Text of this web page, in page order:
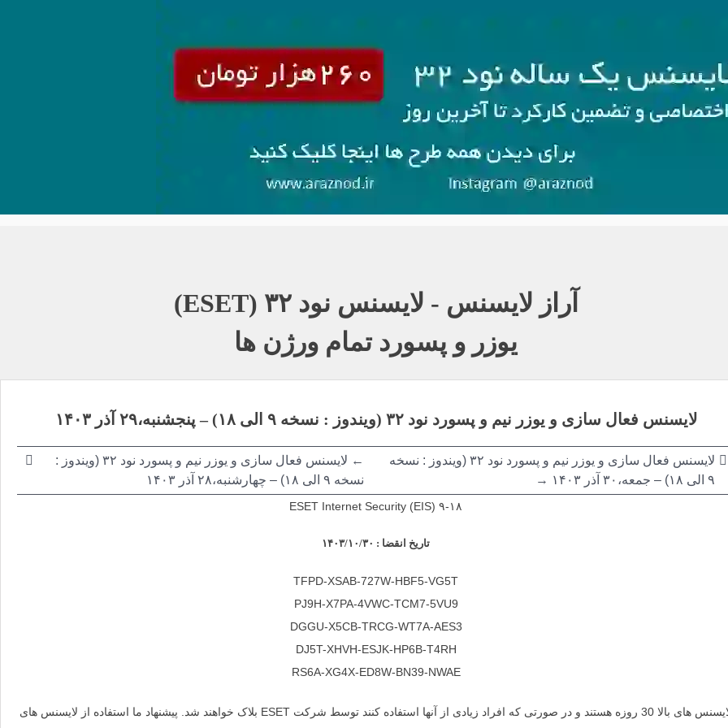
آراز لایسنس - لایسنس نود ٣٢ (ESET)
یوزر و پسورد تمام ورژن ها
لایسنس فعال سازی و یوزر نیم و پسورد نود ۳۲ (ویندوز : نسخه ۹ الی ۱۸) – پنجشنبه،۲۹ آذر ۱۴۰۳
←
لایسنس فعال سازی و یوزر نیم و پسورد نود ۳۲ (ویندوز :
نسخه ۹ الی ۱۸) –
چهارشنبه،۲۸ آذر ۱۴۰۳
لایسنس فعال سازی و یوزر نیم و پسورد نود ۳۲ (ویندوز : نسخه
۹ الی ۱۸) –
جمعه،۳۰ آذر ۱۴۰۳ →
ESET Internet Security (EIS) ۹-۱۸
تاریخ انقضا : ۱۴۰۳/۱۰/۳۰
TFPD-XSAB-727W-HBF5-VG5T
PJ9H-X7PA-4VWC-TCM7-5VU9
DGGU-X5CB-TRCG-WT7A-AES3
DJ5T-XHVH-ESJK-HP6B-T4RH
RS6A-XG4X-ED8W-BN39-NWAE
لایسنس های بالا 30 روزه هستند و در صورتی که افراد زیادی از آنها استفاده کنند توسط شرکت ESET بلاک خواهند شد. پیشنهاد ما استفاده از لایسنس های